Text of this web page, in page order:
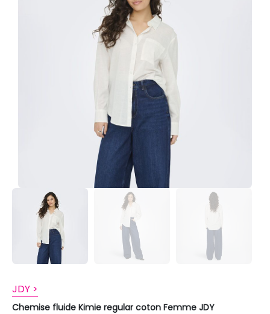
JDY >
Chemise fluide Kimie regular coton Femme JDY